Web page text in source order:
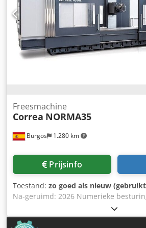
Burgos 1.280 km
Freesmachine
Correa NORMA35
Prijsinfo
Toestand: zo goed als nieuw
Na-geruimd: 2026 Numerieke
530 Technische kenmerken:
3800 x 1000 mmAantal T-gleuven: